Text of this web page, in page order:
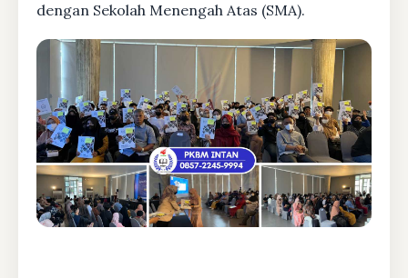
dengan Sekolah Menengah Atas (SMA).